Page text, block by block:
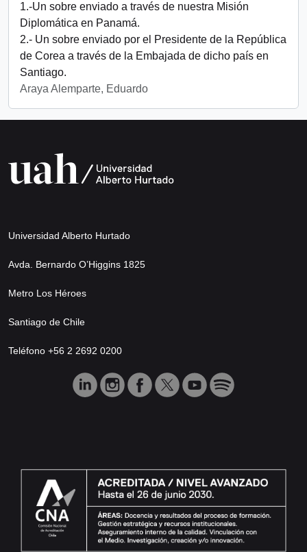
1.-Un sobre enviado a través de nuestra Misión
Diplomática en Panamá.
2.- Un sobre enviado por el Presidente de la República
de Corea a través de la Embajada de dicho país en
Santiago.
Araya Alemparte, Eduardo
Universidad Alberto Hurtado
Avda. Bernardo O’Higgins 1825
Metro Los Héroes
Santiago de Chile
Teléfono +56 2 2692 0200